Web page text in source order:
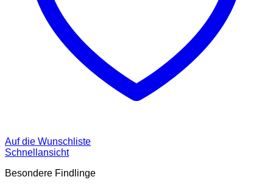
Auf die Wunschliste
Schnellansicht
Besondere Findlinge